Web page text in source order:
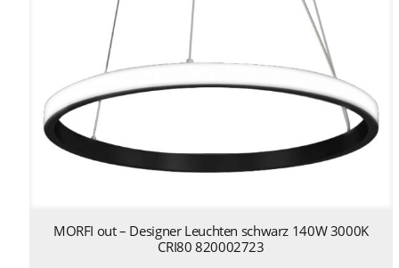
MORFI out – Designer Leuchten schwarz 140W 3000K
CRI80 820002723